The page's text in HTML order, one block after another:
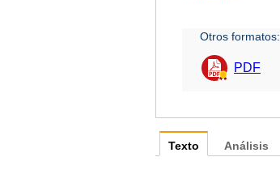
Otros formatos:
PDF
Texto Análisis